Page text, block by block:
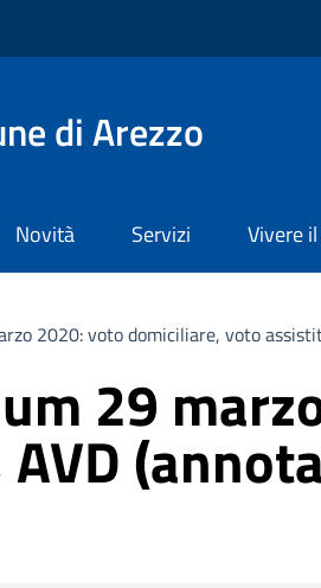
di Arezzo
Novità Servizi Vivere
2020: voto domiciliare, voto
29